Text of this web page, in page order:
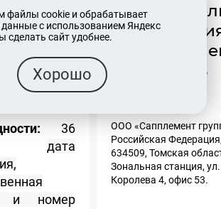
и
36
дата
и номер
принимать
ООО «Сапплемент
Российская
634509, Томская
Зональная станция, ул.
Королева 4, офис 53.
файлы cookie и обрабатывает
с использованием Яндекс
сделать сайт удобнее.
Хорошо